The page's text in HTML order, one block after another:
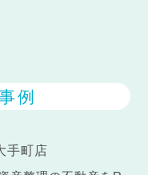
例
手町店